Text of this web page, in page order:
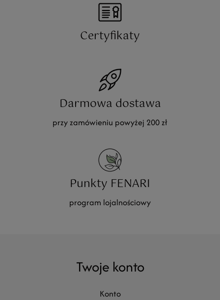
Certyfikaty
Darmowa dostawa
przy zamówieniu powyżej 200 zł
Punkty FENARI
program lojalnościowy
Twoje konto
konto